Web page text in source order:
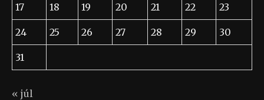
17 18 19 20 21 22 23
24 25 26 27 28 29 30
31
« júl